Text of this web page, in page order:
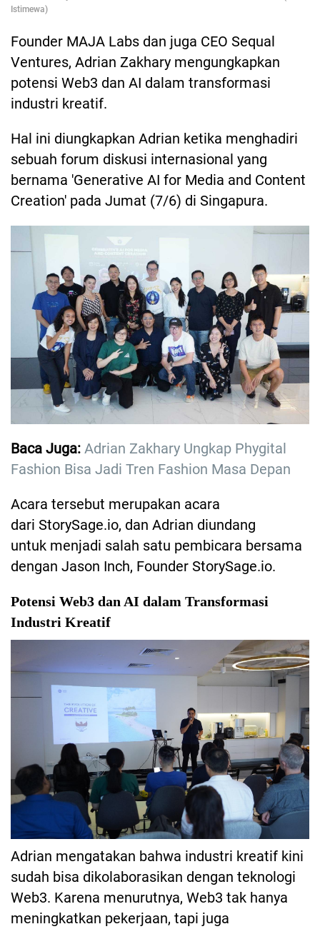
Istimewa)
Founder MAJA Labs dan juga CEO Sequal
Ventures, Adrian Zakhary mengungkapkan
potensi Web3 dan AI dalam transformasi
industri kreatif.
Hal ini diungkapkan Adrian ketika menghadiri
sebuah forum diskusi internasional yang
bernama 'Generative AI for Media and Content
Creation' pada Jumat (7/6) di Singapura.
Baca Juga: Adrian Zakhary Ungkap Phygital
Fashion Bisa Jadi Tren Fashion Masa Depan
Acara tersebut merupakan acara
dari StorySage.io, dan Adrian diundang
untuk menjadi salah satu pembicara bersama
dengan Jason Inch, Founder StorySage.io.
Potensi Web3 dan AI dalam Transformasi
Industri Kreatif
Adrian mengatakan bahwa industri kreatif kini
sudah bisa dikolaborasikan dengan teknologi
Web3. Karena menurutnya, Web3 tak hanya
meningkatkan pekerjaan, tapi juga